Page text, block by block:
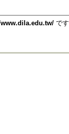
です